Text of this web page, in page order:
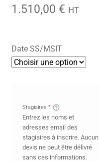
1.510,00 € HT
Date SS/MSIT
Stagiaires*
Entrez les noms et
adresses email des
stagiaires à inscrire. Aucun
devis ne peut être délivré
sans ces informations.